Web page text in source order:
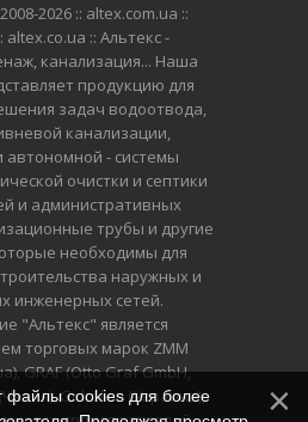
2026 :: altex.com.ua ::
altex.co.ua :: Альтекс -
канализация... Наша
продукцию для
задач водоотвода,
канализации,
автономной - системы
очистки и септики
и административных
трубы и другие
необходимы для
наружных и
инженерных сетей.
"Альтекс" является
торговых марок ZMM
GRAF (Otto Graf GmbH,
Gidrolica (Украина),
файлы cookies для более